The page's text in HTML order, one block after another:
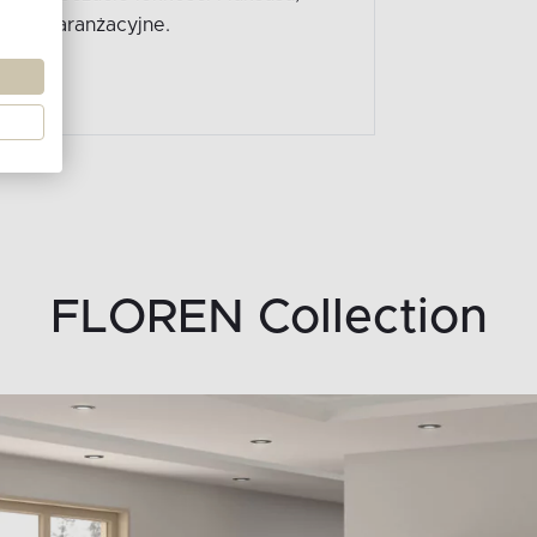
aranżacyjne.
FLOREN Collection